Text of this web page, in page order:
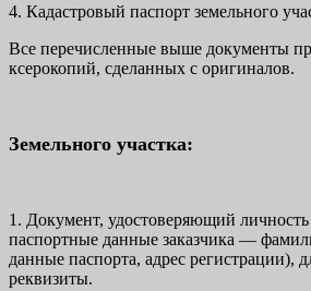
4. Кадастровый паспорт земельного
Все перечисленные выше документы
ксерокопий, сделанных с оригиналов.
Земельного участка:
1. Документ, удостоверяющий личность
паспортные данные заказчика —
данные паспорта, адрес регистрации),
реквизиты.